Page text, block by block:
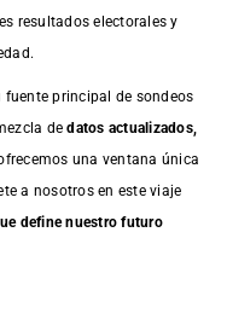
resultados electorales y
fuente principal de sondeos
dedatos actualizados,
ofrecemos una ventana única
a nosotros en este viaje
define nuestro futuro